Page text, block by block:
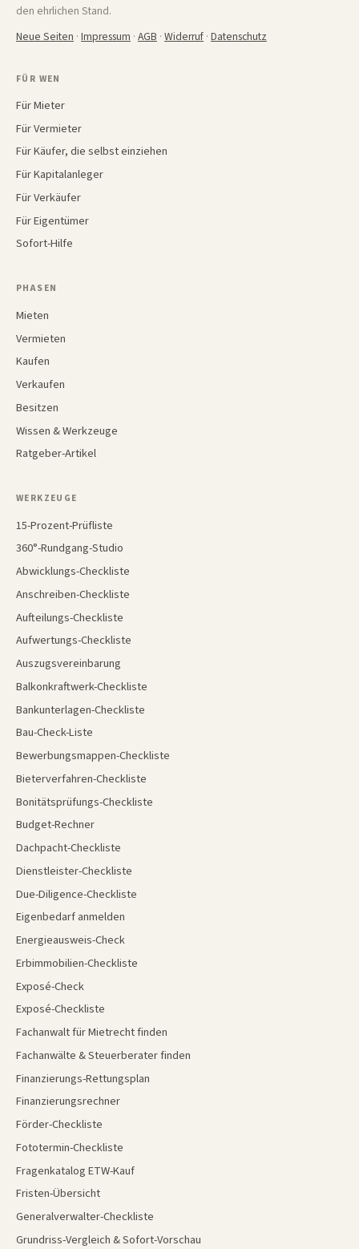
den ehrlichen Stand.
Neue Seiten · Impressum · AGB · Widerruf · Datenschutz
FÜR WEN
Für Mieter
Für Vermieter
Für Käufer, die selbst einziehen
Für Kapitalanleger
Für Verkäufer
Für Eigentümer
Sofort-Hilfe
PHASEN
Mieten
Vermieten
Kaufen
Verkaufen
Besitzen
Wissen & Werkzeuge
Ratgeber-Artikel
WERKZEUGE
15-Prozent-Prüfliste
360°-Rundgang-Studio
Abwicklungs-Checkliste
Anschreiben-Checkliste
Aufteilungs-Checkliste
Aufwertungs-Checkliste
Auszugsvereinbarung
Balkonkraftwerk-Checkliste
Bankunterlagen-Checkliste
Bau-Check-Liste
Bewerbungsmappen-Checkliste
Bieterverfahren-Checkliste
Bonitätsprüfungs-Checkliste
Budget-Rechner
Dachpacht-Checkliste
Dienstleister-Checkliste
Due-Diligence-Checkliste
Eigenbedarf anmelden
Energieausweis-Check
Erbimmobilien-Checkliste
Exposé-Check
Exposé-Checkliste
Fachanwalt für Mietrecht finden
Fachanwälte & Steuerberater finden
Finanzierungs-Rettungsplan
Finanzierungsrechner
Förder-Checkliste
Fototermin-Checkliste
Fragenkatalog ETW-Kauf
Fristen-Übersicht
Generalverwalter-Checkliste
Grundriss-Vergleich & Sofort-Vorschau